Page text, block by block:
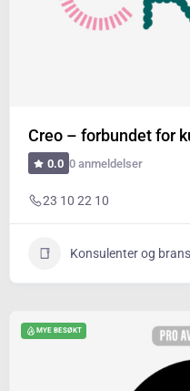
Creo – forbundet for
0.0 0 anmeldelser
23 10 22 10
Konsulenter og
MYE BESØKT